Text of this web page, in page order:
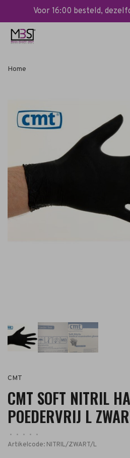
Voor 16:00 besteld,
Home
CMT
CMT SOFT NITRIL
POEDERVRIJ L
• • • •
•
Artikelcode: NITRIL/ZWART/L